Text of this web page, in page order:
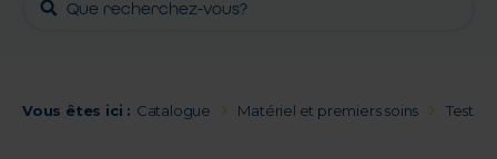
Vous êtes ici : Catalogue Matériel et premiers soins Tests